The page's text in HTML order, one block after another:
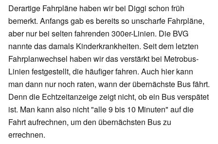
Derartige Fahrpläne haben wir bei Diggi schon früh
bemerkt. Anfangs gab es bereits so unscharfe Fahrpläne,
aber nur bei selten fahrenden 300er-Linien. Die BVG
nannte das damals Kinderkrankheiten. Seit dem letzten
Fahrplanwechsel haben wir das verstärkt bei Metrobus-
Linien festgestellt, die häufiger fahren. Auch hier kann
man dann nur noch raten, wann der übernächste Bus fährt.
Denn die Echtzeitanzeige zeigt nicht, ob ein Bus verspätet
ist. Man kann also nicht "alle 9 bis 10 Minuten" auf die
Fahrt aufrechnen, um den übernächsten Bus zu
errechnen.